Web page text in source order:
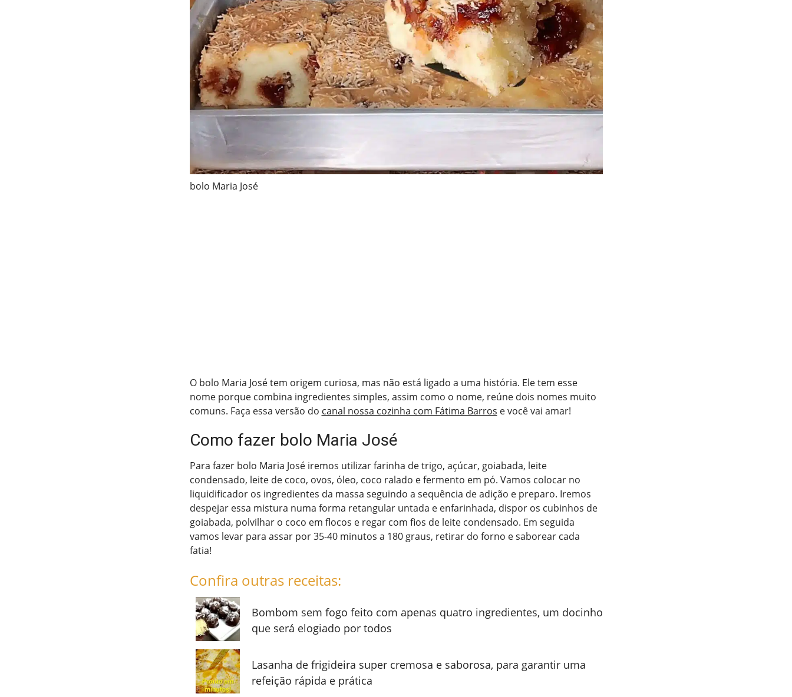
bolo Maria José
O bolo Maria José tem origem curiosa, mas não está ligado a uma história. Ele tem esse
nome porque combina ingredientes simples, assim como o nome, reúne dois nomes muito
comuns. Faça essa versão do canal nossa cozinha com Fátima Barros e você vai amar!
Como fazer bolo Maria José
Para fazer bolo Maria José iremos utilizar farinha de trigo, açúcar, goiabada, leite
condensado, leite de coco, ovos, óleo, coco ralado e fermento em pó. Vamos colocar no
liquidificador os ingredientes da massa seguindo a sequência de adição e preparo. Iremos
despejar essa mistura numa forma retangular untada e enfarinhada, dispor os cubinhos de
goiabada, polvilhar o coco em flocos e regar com fios de leite condensado. Em seguida
vamos levar para assar por 35-40 minutos a 180 graus, retirar do forno e saborear cada
fatia!
Confira outras receitas:
Bombom sem fogo feito com apenas quatro ingredientes, um docinho
que será elogiado por todos
Lasanha de frigideira super cremosa e saborosa, para garantir uma
refeição rápida e prática